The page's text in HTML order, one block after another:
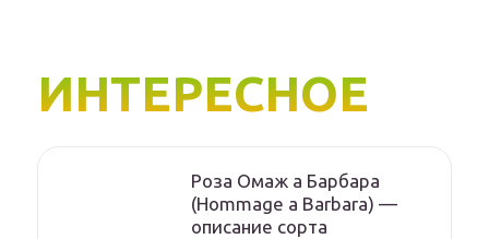
ИНТЕРЕСНОЕ
Роза Омаж а Барбара
(Hommage a Barbara) —
описание сорта